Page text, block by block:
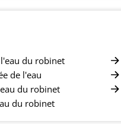
du robinet
de l'eau
du robinet
du robinet